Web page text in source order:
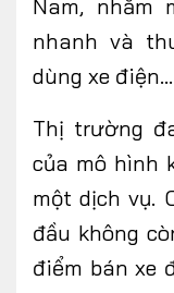
Nam, nhằm
nhanh và
dùng xe điện…
Thị trường
của mô hình
một dịch vụ.
đầu không
điểm bán xe